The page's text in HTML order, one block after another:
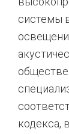
системы
кодекса,